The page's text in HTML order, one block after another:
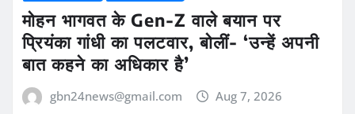
मोहन भागवत के Gen-Z वाले बयान पर
प्रियंका गांधी का पलटवार, बोलीं- ‘उन्हें अपनी
बात कहने का अधिकार है’
gbn24news@gmail.com Aug 7, 2026